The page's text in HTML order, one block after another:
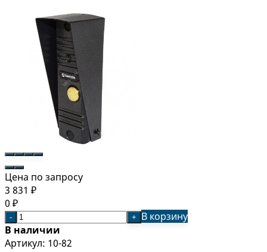
Цена по запросу
3 831 ₽
0 ₽
- +
В корзину
В наличии
Артикул: 10-82